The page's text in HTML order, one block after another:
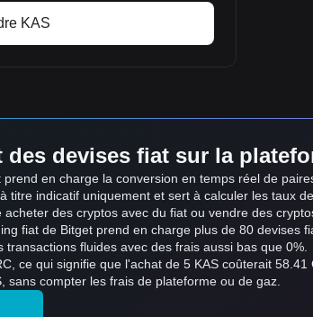
KAS
devises fiat sur la
en charge la conversion en temps réel de
titre indicatif uniquement et sert à calculer les taux
des cryptos avec du fiat ou vendre des
fiat de Bitget prend en charge plus de 80 devises
fluides avec des frais aussi bas que 0%.
ce qui signifie que l'achat de 5 KAS coûterait
sans compter les frais de plateforme ou de gaz.